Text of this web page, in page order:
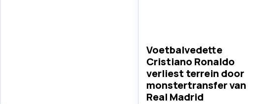
Voetbalvedette
Cristiano Ronaldo
verliest terrein door
monstertransfer van
Real Madrid